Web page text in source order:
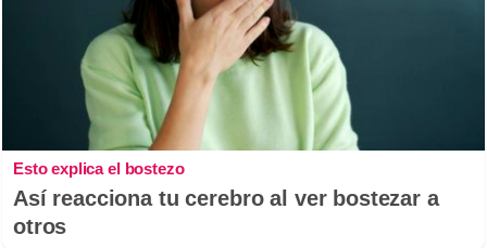
Esto explica el bostezo
Así reacciona tu cerebro al ver bostezar a
otros